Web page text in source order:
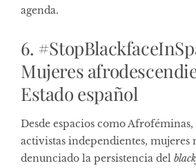
agenda.
6.
Mujeres
Estado español
Desde espacios como
activistas independientes, mujeres
denunciado la persistencia del